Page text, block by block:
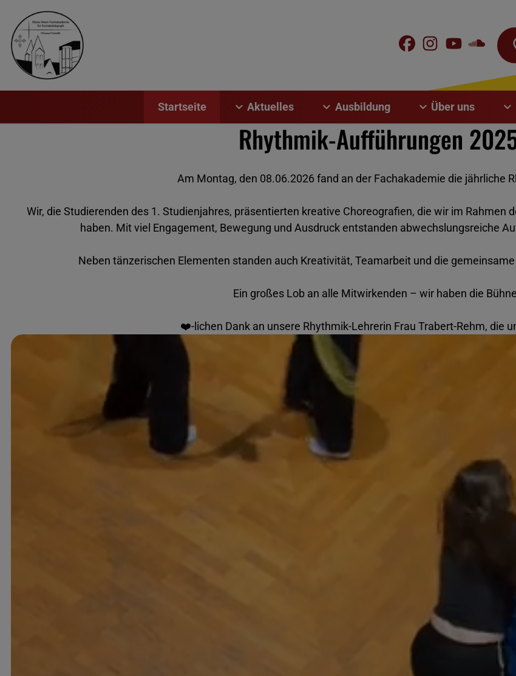
Startseite Aktuelles Ausbildung Über uns
Rhythmik-Aufführungen
Am Montag, den 08.06.2026 fand an der Fachakademie die jährliche
Wir, die Studierenden des 1. Studienjahres, präsentierten kreative Choreografien, die wir im
haben. Mit viel Engagement, Bewegung und Ausdruck entstanden abwechslungsreiche
Neben tänzerischen Elementen standen auch Kreativität, Teamarbeit und die
Ein großes Lob an alle Mitwirkenden – wir haben die
❤️-lichen Dank an unsere Rhythmik-Lehrerin Frau Trabert-Rehm, die
VIDEO